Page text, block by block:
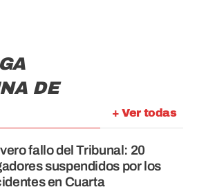
+ Ver todas
DE
fallo del Tribunal: 20
suspendidos por los
en Cuarta